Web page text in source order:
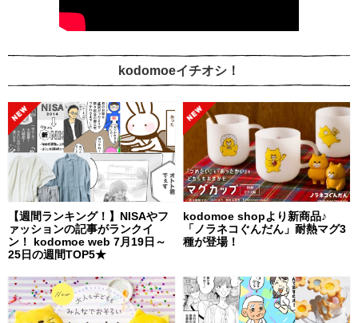
kodomoeイチオシ！
【週間ランキング！】NISAやフ
ァッションの記事がランクイ
ン！ kodomoe web 7月19日～
25日の週間TOP5★
kodomoe shopより新商品♪
「ノラネコぐんだん」耐熱マグ3
種が登場！